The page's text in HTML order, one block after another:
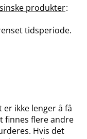
produkter:
tidsperiode.
er ikke lenger å få
finnes flere andre
Hvis det